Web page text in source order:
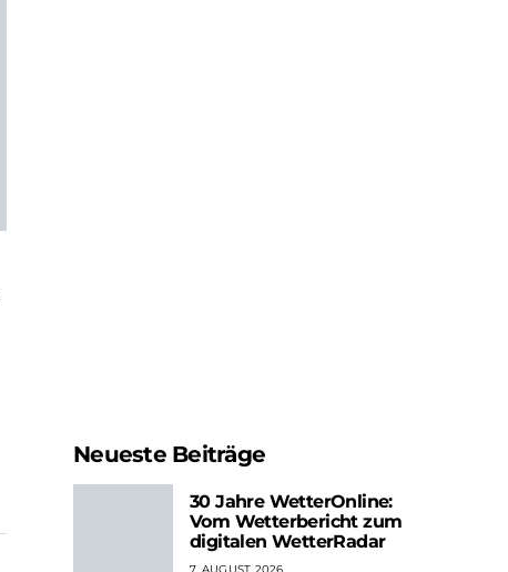
Neueste Beiträge
30 Jahre WetterOnline:
Vom Wetterbericht zum
digitalen WetterRadar
7. AUGUST 2026